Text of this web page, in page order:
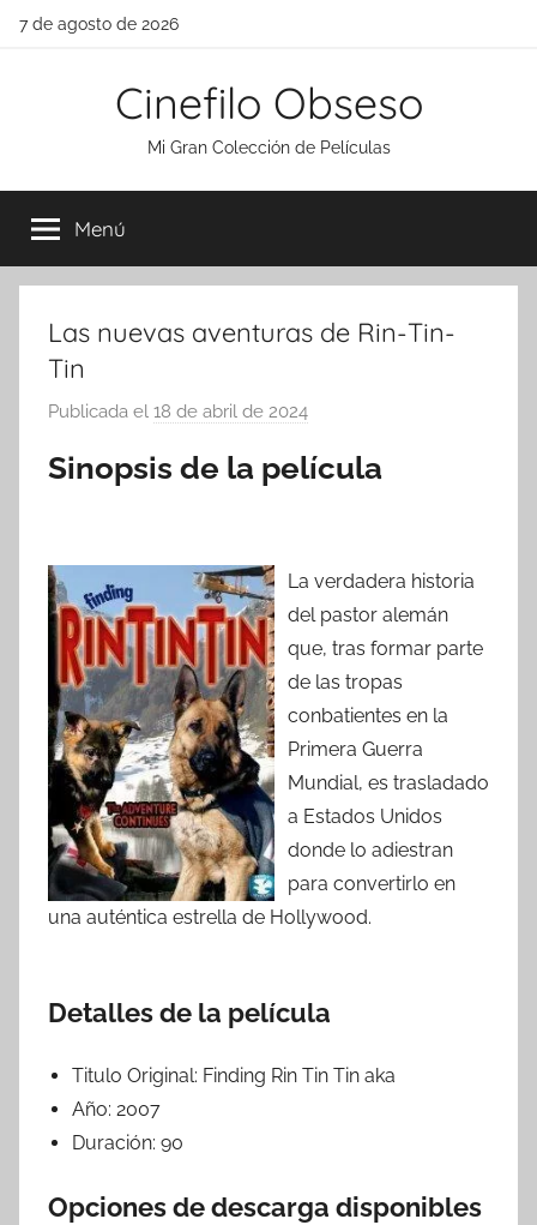
Saltar
7 de agosto de 2026
Cinefilo Obseso
Mi Gran Colección de Películas
Menú
Las nuevas aventuras de Rin-Tin-
Tin
Publicada el 18 de abril de 2024
r
Sinopsis de la película
La verdadera historia
del pastor alemán
que, tras formar parte
de las tropas
conbatientes en la
Primera Guerra
Mundial, es trasladado
a Estados Unidos
donde lo adiestran
para convertirlo en
una auténtica estrella de Hollywood.
Detalles de la película
Titulo Original: Finding Rin Tin Tin aka
Año: 2007
Duración: 90
Opciones de descarga disponibles